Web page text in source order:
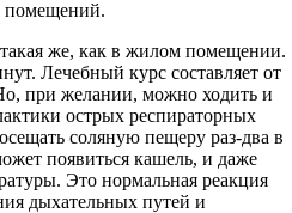
помещений.
же, как в жилом помещении.
Лечебный курс составляет от
при желании, можно ходить и
острых респираторных
соляную пещеру раз-два в
появиться кашель, и даже
Это нормальная реакция
дыхательных путей и